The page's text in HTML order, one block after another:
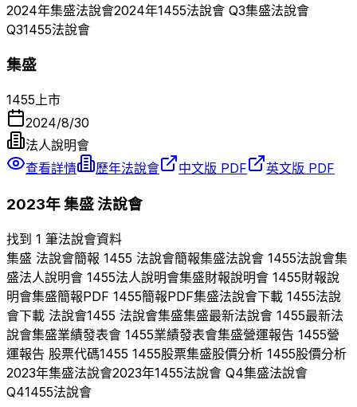
2024年集盛法說會2024年1455法說會 Q3集盛法說會
Q31455法說會
集盛
1455上市
2024/8/30
法人說明會
查看詳情
歷年法說會 中文版 PDF 英文版 PDF
2023年集盛法說會
找到 1 筆法說會資料
集盛 法說會簡報 1455 法說會簡報集盛法說會 1455法說會集
盛法人說明會 1455法人說明會集盛財報說明會 1455財報說
明會集盛簡報PDF 1455簡報PDF集盛法說會下載 1455法說
會下載 法說會1455 法說會集盛集盛最新法說會 1455最新法
說會集盛業績發表會 1455業績發表會集盛營運報告 1455營
運報告 股票代碼1455 1455股票集盛股價分析 1455股價分析
2023年集盛法說會2023年1455法說會 Q4集盛法說會
Q41455法說會